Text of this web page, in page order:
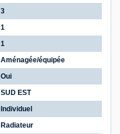
3
1
1
Aménagée/équipée
Oui
SUD EST
Individuel
Radiateur